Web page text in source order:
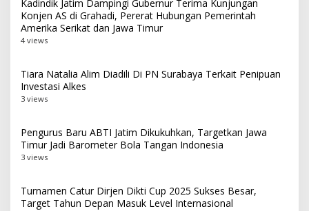
Kadindik Jatim Dampingi Gubernur Terima Kunjungan
Konjen AS di Grahadi, Pererat Hubungan Pemerintah
Amerika Serikat dan Jawa Timur
4 views
Tiara Natalia Alim Diadili Di PN Surabaya Terkait Penipuan
Investasi Alkes
3 views
Pengurus Baru ABTI Jatim Dikukuhkan, Targetkan Jawa
Timur Jadi Barometer Bola Tangan Indonesia
3 views
Turnamen Catur Dirjen Dikti Cup 2025 Sukses Besar,
Target Tahun Depan Masuk Level Internasional